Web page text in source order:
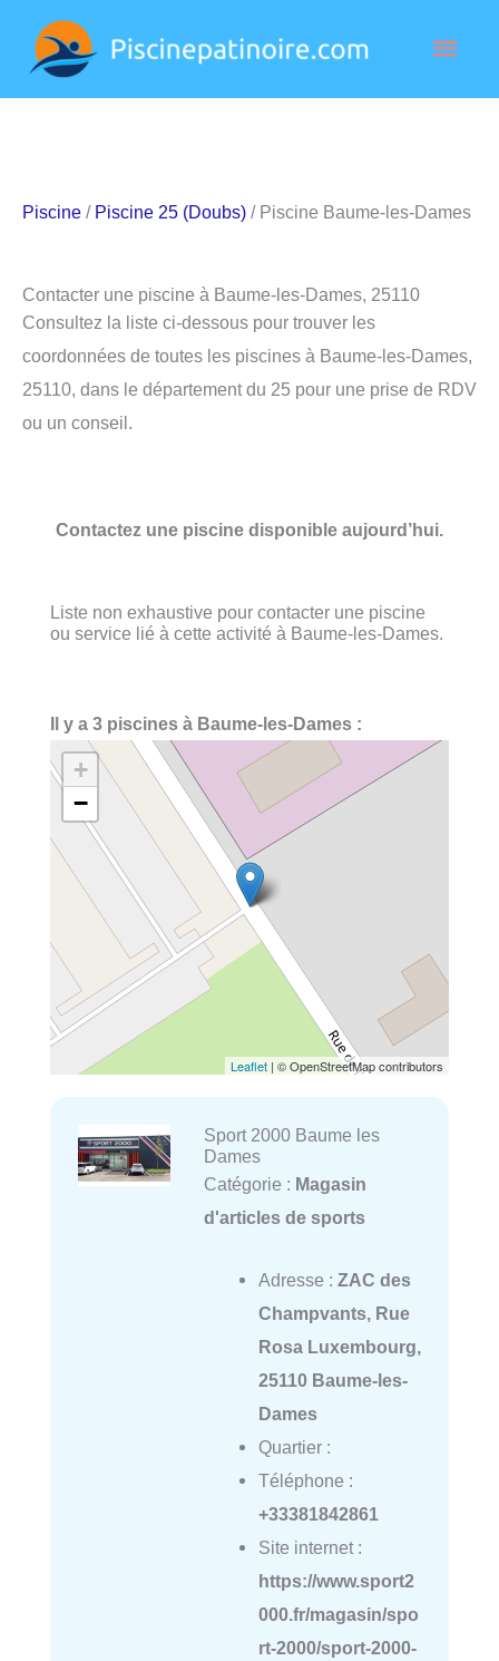
contenu
Piscine / Piscine 25 (Doubs) / Piscine Baume-les-Dames
Contacter une piscine à Baume-les-Dames, 25110
Consultez la liste ci-dessous pour trouver les
coordonnées de toutes les piscines à Baume-les-Dames,
25110, dans le département du 25 pour une prise de RDV
ou un conseil.
Contactez une piscine disponible aujourd’hui.
Liste non exhaustive pour contacter une piscine
ou service lié à cette activité à Baume-les-Dames.
Il y a 3 piscines à Baume-les-Dames :
+
−
Leaflet | © OpenStreetMap contributors
Sport 2000 Baume les
Dames
Catégorie : Magasin
d'articles de sports
Adresse : ZAC des
Champvants, Rue
Rosa Luxembourg,
25110 Baume-les-
Dames
Quartier :
Téléphone :
+33381842861
Site internet :
https://www.sport2
000.fr/magasin/spo
rt-2000/sport-2000-